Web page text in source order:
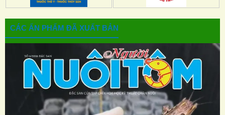
CÁC ẤN PHẨM ĐÃ XUẤT BẢN